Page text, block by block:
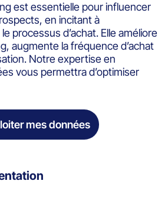
est essentielle pour influencer
en incitant à
processus d’achat. Elle améliore
augmente la fréquence d’achat
Notre expertise en
vous permettra d’optimiser
mes données